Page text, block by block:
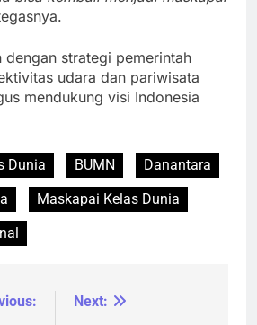
dengan strategi pemerintah
udara dan pariwisata
mendukung visi Indonesia
Dunia BUMN
Danantara
Maskapai Kelas Dunia
Next: